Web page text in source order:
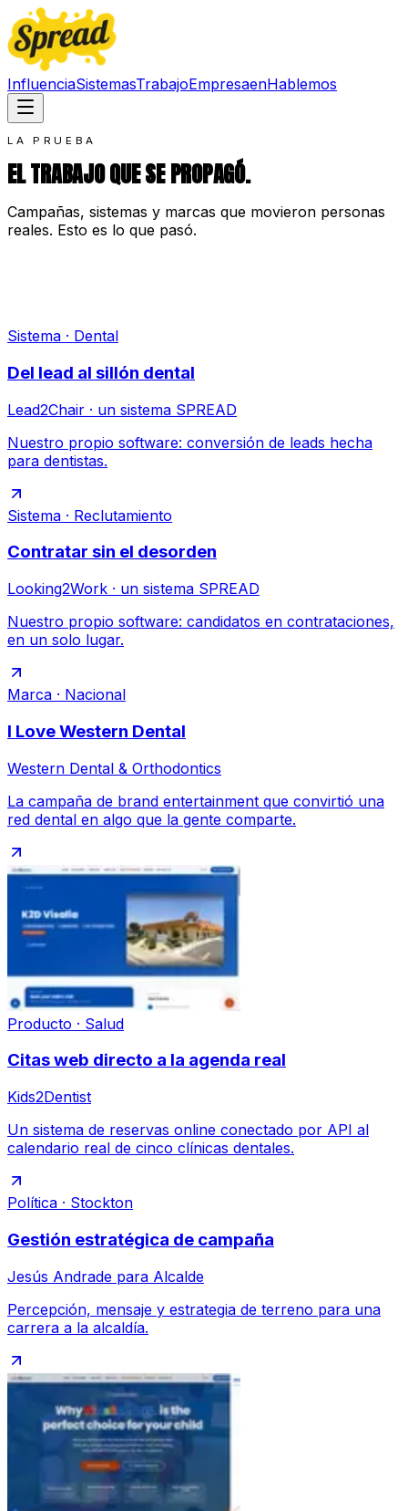
InfluenciaSistemasTrabajoEmpresaenHablemos
LA PRUEBA
EL TRABAJO QUE SE PROPAGÓ.
Campañas, sistemas y marcas que movieron personas
reales. Esto es lo que pasó.
Sistema · Dental
Del lead al sillón dental
Lead2Chair · un sistema SPREAD
Nuestro propio software: conversión de leads hecha
para dentistas.
Sistema · Reclutamiento
Contratar sin el desorden
Looking2Work · un sistema SPREAD
Nuestro propio software: candidatos en contrataciones,
en un solo lugar.
Marca · Nacional
I Love Western Dental
Western Dental & Orthodontics
La campaña de brand entertainment que convirtió una
red dental en algo que la gente comparte.
Producto · Salud
Citas web directo a la agenda real
Kids2Dentist
Un sistema de reservas online conectado por API al
calendario real de cinco clínicas dentales.
Política · Stockton
Gestión estratégica de campaña
Jesús Andrade para Alcalde
Percepción, mensaje y estrategia de terreno para una
carrera a la alcaldía.